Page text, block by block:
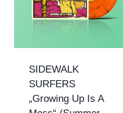
SIDEWALK
SURFERS
„Growing Up Is A